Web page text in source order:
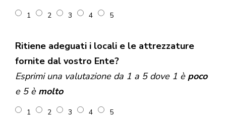
1 2 3 4 5
Ritiene adeguati i locali e le attrezzature
fornite dal vostro Ente?
Esprimi una valutazione da 1 a 5 dove 1 è poco
e 5 è molto
1 2 3 4 5